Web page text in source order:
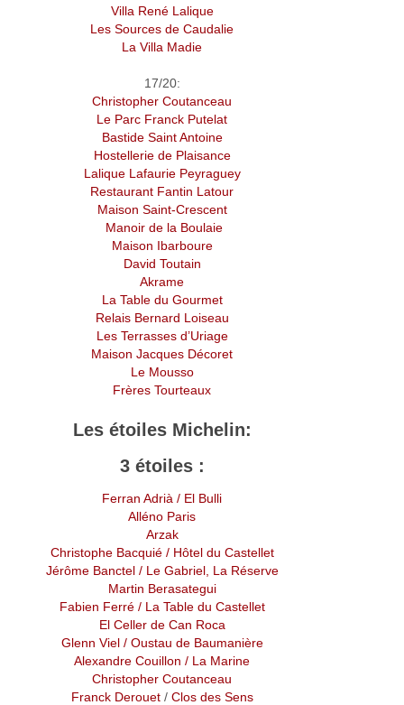
Villa René Lalique
Les Sources de Caudalie
La Villa Madie
17/20:
Christopher Coutanceau
Le Parc Franck Putelat
Bastide Saint Antoine
Hostellerie de Plaisance
Lalique Lafaurie Peyraguey
Restaurant Fantin Latour
Maison Saint-Crescent
Manoir de la Boulaie
Maison Ibarboure
David Toutain
Akrame
La Table du Gourmet
Relais Bernard Loiseau
Les Terrasses d’Uriage
Maison Jacques Décoret
Le Mousso
Frères Tourteaux
Les étoiles Michelin:
3 étoiles :
Ferran Adrià / El Bulli
Alléno Paris
Arzak
Christophe Bacquié/ Hôtel du Castellet
Jérôme Banctel / Le Gabriel, La Réserve
Martin Berasategui
Fabien Ferré / La Table du Castellet
El Celler de Can Roca
Glenn Viel / Oustau de Baumanière
Alexandre Couillon / La Marine
Christopher Coutanceau
Franck Derouet/ Clos des Sens